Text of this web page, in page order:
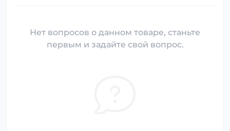
Нет вопросов о данном товаре, станьте
первым и задайте свой вопрос.